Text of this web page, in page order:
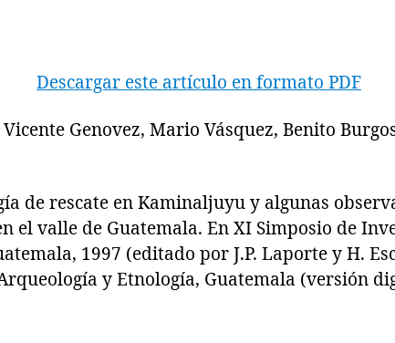
Descargar este artículo en formato PDF
Genovez, Mario Vásquez, Benito
rescate en Kaminaljuyu y algunas
el valle de Guatemala. En XI Simposio de
1997 (editado por J.P. Laporte y H.
y Etnología, Guatemala (versión